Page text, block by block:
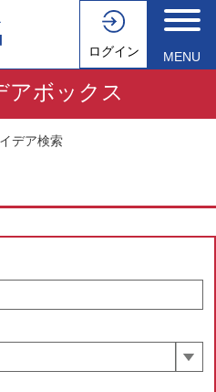
ログイン MENU
アボックス
デア検索